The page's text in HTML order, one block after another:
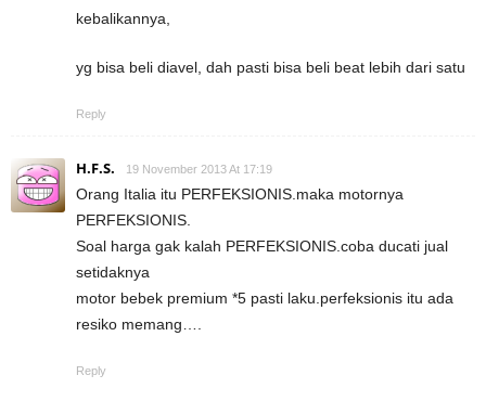
kebalikannya,
yg bisa beli diavel, dah pasti bisa beli beat lebih dari satu
Reply
H.F.S. 19 November 2013 At 17:19
Orang Italia itu PERFEKSIONIS.maka motornya
PERFEKSIONIS.
Soal harga gak kalah PERFEKSIONIS.coba ducati jual
setidaknya
motor bebek premium *5 pasti laku.perfeksionis itu ada
resiko memang….
Reply